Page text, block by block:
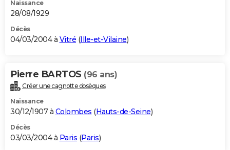
Naissance
28/08/1929
Décès
04/03/2004 à Vitré (Ille-et-Vilaine)
Pierre BARTOS (96 ans)
Créer une cagnotte obsèques
Naissance
30/12/1907 à Colombes (Hauts-de-Seine)
Décès
03/03/2004 à Paris (Paris)